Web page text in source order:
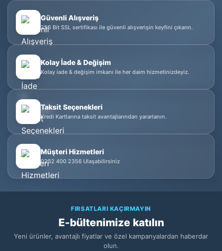
Güvenli Alışveriş
256 Bit SSL sertifikası ile güvenli alışverişin keyfini çıkarın.
Kolay İade & Değişim
Kolay iade & değişim imkanı ile her daim hizmetinizdeyiz.
Taksit Seçenekleri
Kredi Kartlarına taksit avantajlarından yararlanın.
Müşteri Hizmetleri
0232 400 2356 Ulaşabilirsiniz
FIRSATLARI KAÇIRMAYIN
E-bültenimize katılın
Yeni ürünler, avantajlı fiyatlar ve özel kampanyalardan haberdar
olun.